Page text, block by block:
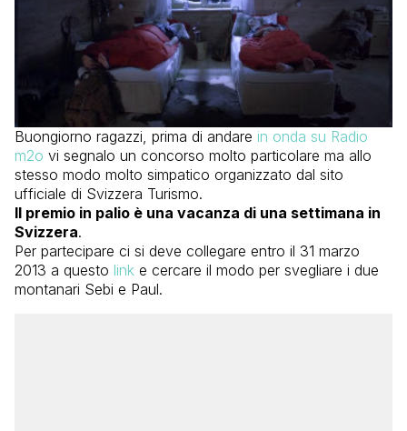
Buongiorno ragazzi, prima di andare in onda su Radio
m2o vi segnalo un concorso molto particolare ma allo
stesso modo molto simpatico organizzato dal sito
ufficiale di Svizzera Turismo.
Il premio in palio è una vacanza di una settimana in
Svizzera.
Per partecipare ci si deve collegare entro il 31 marzo
2013 a questo link e cercare il modo per svegliare i due
montanari Sebi e Paul.